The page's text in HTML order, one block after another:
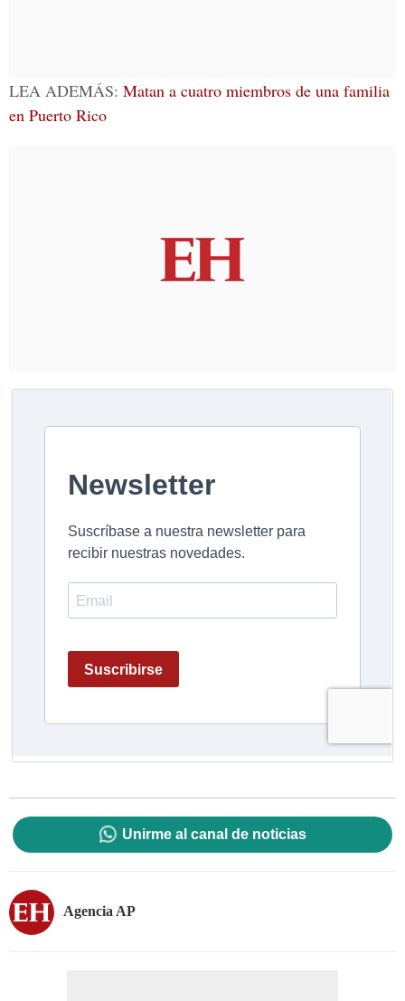
LEA ADEMÁS: Matan a cuatro miembros de una familia
en Puerto Rico
Unirme al canal de noticias
Agencia AP